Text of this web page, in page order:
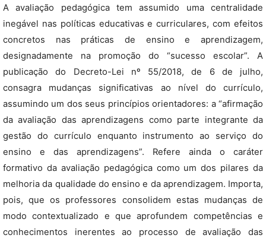
A avaliação pedagógica tem assumido uma centralidade
inegável nas políticas educativas e curriculares, com efeitos
concretos nas práticas de ensino e aprendizagem,
designadamente na promoção do “sucesso escolar”. A
publicação do Decreto-Lei nº 55/2018, de 6 de julho,
consagra mudanças significativas ao nível do currículo,
assumindo um dos seus princípios orientadores: a “afirmação
da avaliação das aprendizagens como parte integrante da
gestão do currículo enquanto instrumento ao serviço do
ensino e das aprendizagens”. Refere ainda o caráter
formativo da avaliação pedagógica como um dos pilares da
melhoria da qualidade do ensino e da aprendizagem. Importa,
pois, que os professores consolidem estas mudanças de
modo contextualizado e que aprofundem competências e
conhecimentos inerentes ao processo de avaliação das